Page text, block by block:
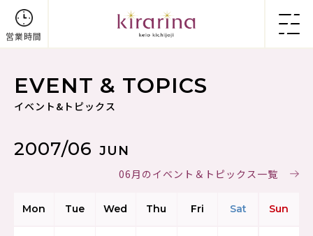
営業時間
EVENT & TOPICS
イベント&トピックス
2007/06 JUN
06月のイベント＆トピックス一覧
Mon Tue Wed Thu Fri Sat Sun